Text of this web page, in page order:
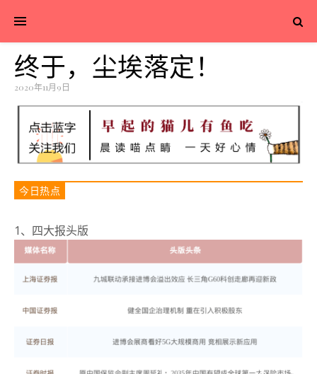
终于，尘埃落定！
2020年11月9日
今日热点
1、四大报头版